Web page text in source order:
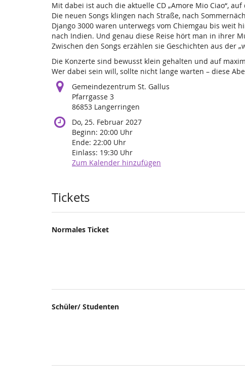
Mit dabei ist auch die aktuelle CD „Amore Mio Ciao“,
Die neuen Songs klingen nach Straße, nach
Django 3000 waren unterwegs vom Chiemgau bis weit
nach Indien. Und genau diese Reise hört man in ihrer
Zwischen den Songs erzählen sie Geschichten aus der
Die Konzerte sind bewusst klein gehalten und auf
Wer dabei sein will, sollte nicht lange warten – diese
Gemeindezentrum St. Gallus
Pfarrgasse 3
86853 Langerringen
Do, 25. Februar 2027
Beginn: 20:00 Uhr
Ende: 22:00 Uhr
Einlass: 19:30 Uhr
Zum Kalender hinzufügen
Produkte
Tickets
Normales Ticket
Schüler/ Studenten